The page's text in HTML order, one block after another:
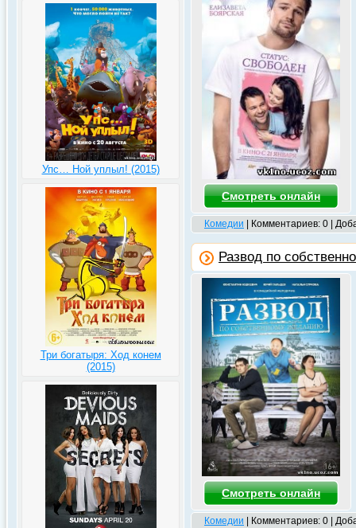
Упс… Ной уплыл! (2015)
Три богатыря: Ход конем
(2015)
Смотреть онлайн
Комедии | Комментариев: 0 |
Развод по
Смотреть онлайн
Комедии | Комментариев: 0 |